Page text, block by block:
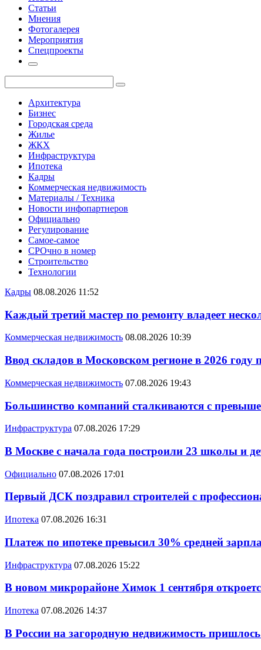
Статьи
Мнения
Фотогалерея
Мероприятия
Спецпроекты
Архитектура
Бизнес
Городская среда
Жилье
ЖКХ
Инфраструктура
Ипотека
Кадры
Коммерческая недвижимость
Материалы / Техника
Новости инфопартнеров
Официально
Регулирование
Самое-самое
СРОчно в номер
Строительство
Технологии
Кадры 08.08.2026 11:52
Каждый третий мастер по ремонту владеет
Коммерческая недвижимость 08.08.2026 10:39
Ввод складов в Московском регионе в 2026 году
Коммерческая недвижимость 07.08.2026 19:43
Большинство компаний сталкиваются с
Инфраструктура 07.08.2026 17:29
В Москве с начала года построили 23 школы и
Официально 07.08.2026 17:01
Первый ДСК поздравил строителей с
Ипотека 07.08.2026 16:31
Платеж по ипотеке превысил 30% средней
Инфраструктура 07.08.2026 15:22
В новом микрорайоне Химок 1 сентября
Ипотека 07.08.2026 14:37
В России на загородную недвижимость